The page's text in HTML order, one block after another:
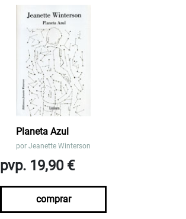
Planeta Azul
por Jeanette Winterson
pvp. 19,90 €
comprar